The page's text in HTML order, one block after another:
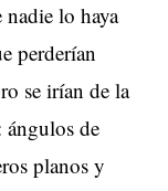
lo haya
perderían
se irían de la
ángulos de
planos y